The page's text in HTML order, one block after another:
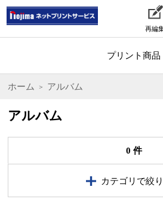
再編
プリント商品
ホーム アルバム
アルバム
0 件
カテゴリで絞